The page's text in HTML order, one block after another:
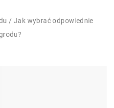
/Jak wybrać odpowiednie